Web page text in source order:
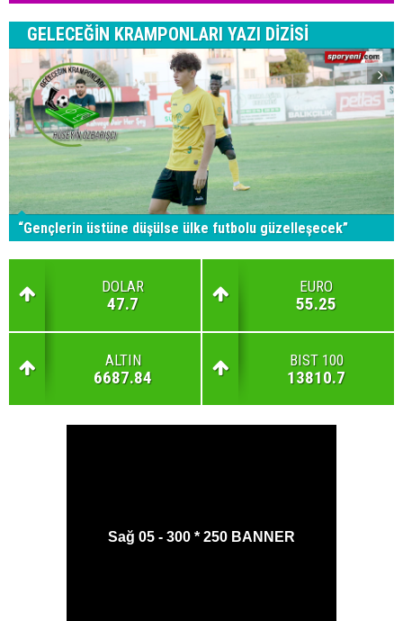
GELECEĞİN KRAMPONLARI YAZI DİZİSİ
“Gençlerin üstüne düşülse ülke futbolu güzelleşecek”
DOLAR
47.7
EURO
55.25
ALTIN
6687.84
BIST 100
13810.7
Sağ 05 - 300 * 250 BANNER